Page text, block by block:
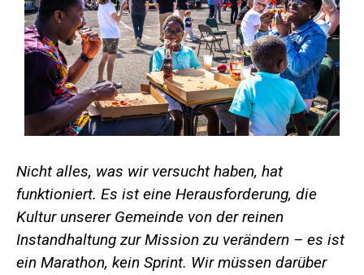
Nicht alles, was wir versucht haben, hat
funktioniert. Es ist eine Herausforderung, die
Kultur unserer Gemeinde von der reinen
Instandhaltung zur Mission zu verändern – es ist
ein Marathon, kein Sprint. Wir müssen darüber